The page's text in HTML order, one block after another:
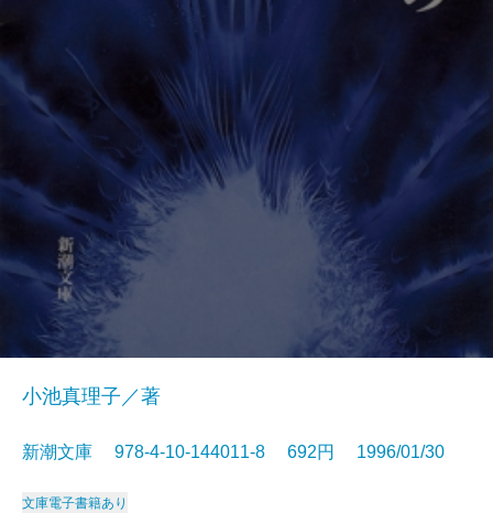
小池真理子／著
新潮文庫 978-4-10-144011-8 692円 1996/01/30
文庫電子書籍あり